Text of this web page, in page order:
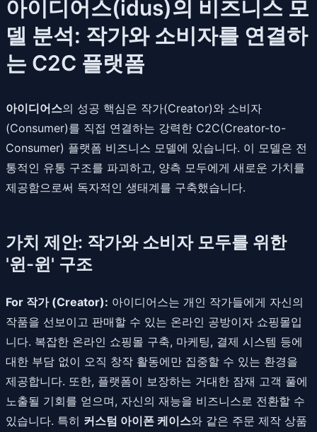
아이디어스(idus)의 비즈니스 모
델 분석: 작가와 소비자를 연결하
는 C2C 플랫폼
아이디어스의 성공 핵심은 작가(Creator)와 소비자
(Consumer)를 직접 연결하는 강력한 C2C(Creator-to-
Consumer) 플랫폼 비즈니스 모델에 있습니다. 이 모델은 전
통적인 유통 구조를 파괴하고, 양측 모두에게 새로운 가치를
제공함으로써 독자적인 생태계를 구축했습니다.
가치 제안: 작가와 소비자 모두를 위한
'윈-윈' 구조
For 작가 (Creator): 아이디어스는 개인 작가들에게 자신의
작품을 선보이고 판매할 수 있는 온라인 공방이자 쇼핑몰입
니다. 복잡한 온라인 쇼핑몰 구축, 마케팅, 결제 시스템 등에
대한 부담 없이 오직 창작 활동에만 집중할 수 있는 환경을
제공합니다. 또한, 플랫폼이 보장하는 거대한 잠재 고객 풀에
노출될 기회를 얻으며, 자신의 재능을 비즈니스로 전환할 수
있습니다. 특히 커스텀 아이폰 케이스와 같은 주문 제작 상품